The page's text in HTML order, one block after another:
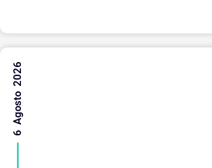
6 Agosto 2026